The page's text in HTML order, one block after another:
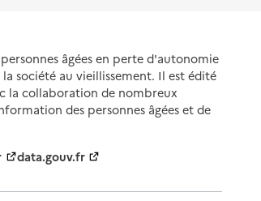
âgées en perte d'autonomie
société au vieillissement. Il est édité
la collaboration de nombreux
des personnes âgées et de
data.gouv.fr